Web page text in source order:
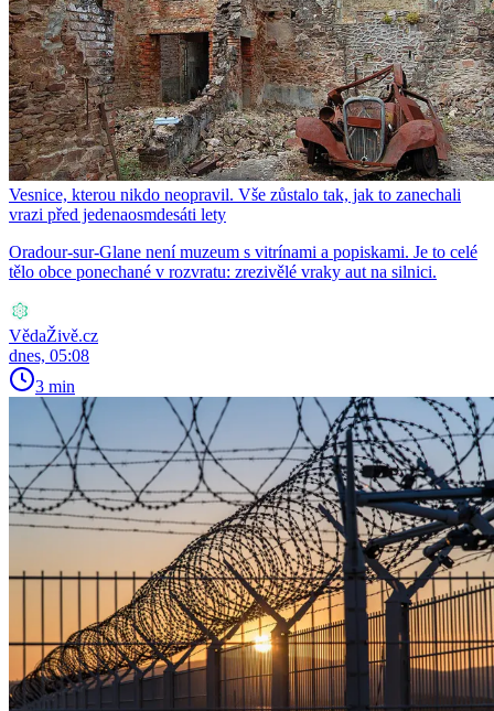
Vesnice, kterou nikdo neopravil. Vše zůstalo tak, jak to zanechali
vrazi před jedenaosmdesáti lety
Oradour-sur-Glane není muzeum s vitrínami a popiskami. Je to celé
tělo obce ponechané v rozvratu: zrezivělé vraky aut na silnici.
VědaŽivě.cz
dnes, 05:08
3 min